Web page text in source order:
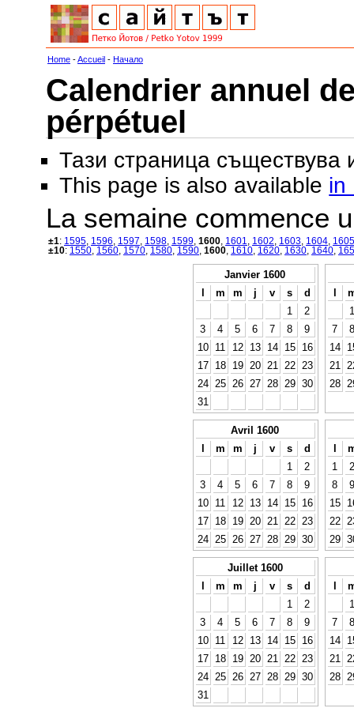
Home -Accueil - Начало
Calendrier annuel
pérpétuel
Тази страница съществува
This page is also available in
La semaine commence
±1: 1595 1596 1597 1598 1599 1600 1601 1602 1603 1604 1605
±10: 1550 1560 1570 1580 1590 1600 1610 1620 1630 1640
Janvier 1600
l
m m j v s
d
1
2
3
4 5 6 7 8
9
10
11 12 13 14 15
16
17
18 19 20 21 22
23
24
25 26 27 28 29 30
31
l
1
7
8
14
21
28
Avril 1600
l
m m j v s
d
1
2
3
4 5 6 7 8
9
10
11 12 13 14 15
16
17
18 19 20 21 22
23
24
25 26 27 28 29 30
l
1
2
8
9
15
22
29
Juillet 1600
l
m m j v s
d
1
2
3
4 5 6 7 8
9
10
11 12 13 14 15
16
17
18 19 20 21 22
23
24
25 26 27 28 29 30
31
l
1
7
8
14
21
28